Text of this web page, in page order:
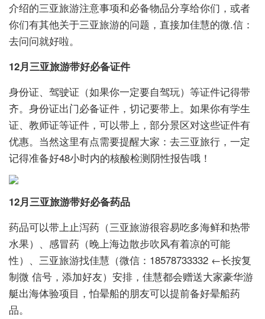
介绍的三亚旅游注意事项和必备物品分享给你们，或者
你们有其他关于三亚旅游的问题，直接加佳慧的微.信：
去问问就好啦。
12月三亚旅游带好必备证件
身份证、驾驶证（如果你一定要自驾玩）等证件记得带
齐。身份证出门必备证件，切记要带上。如果你有学生
证、教师证等证件，可以带上，部分景区对这些证件有
优惠。当然这里有点需要提醒大家：去三亚旅行，一定
记得准备好48小时内的核酸检测阴性报告哦！
12月三亚旅游带好必备药品
药品可以带上止泻药（三亚旅游很容易吃多海鲜和热带
水果）、感冒药（晚上海边散步吹风有着凉的可能
性）、三亚旅游找佳慧（微信：18578733332 ←长按复
制微 信号，添加好友）安排，佳慧都会赠送大家豪华游
艇出海体验项目，怕晕船的朋友可以提前备好晕船药
品。